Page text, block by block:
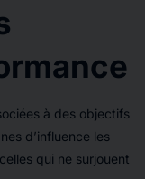
à des objectifs
d’influence les
qui ne surjouent